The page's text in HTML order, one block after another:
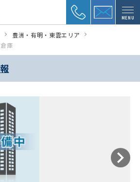
MENU
豊洲・有明・東雲エリア
庫